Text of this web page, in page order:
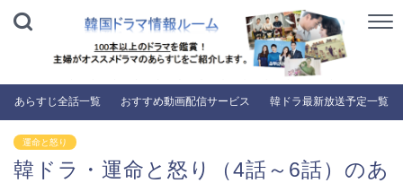
あらすじ全話一覧 おすすめ動画配信サービス 韓ドラ最新放送予定一覧
運命と怒り
韓ドラ・運命と怒り（4話～6話）のあ